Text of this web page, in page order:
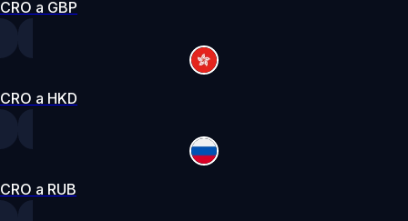
CRO a GBP
CRO a HKD
CRO a RUB